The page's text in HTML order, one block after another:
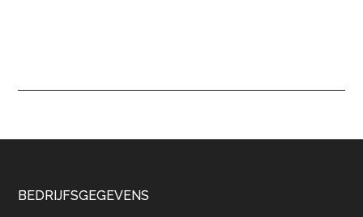
Footer
BEDRIJFSGEGEVENS